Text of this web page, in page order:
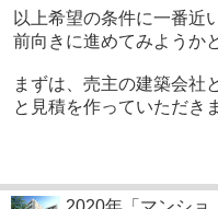
以上希望の条件に一番近
前向きに進めてみようか
まずは、売主の建築会社
と見積を作っていただき